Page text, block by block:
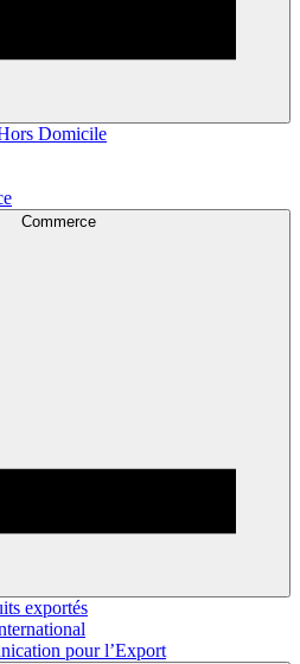
Domicile
Commerce
exportés
pour l’Export